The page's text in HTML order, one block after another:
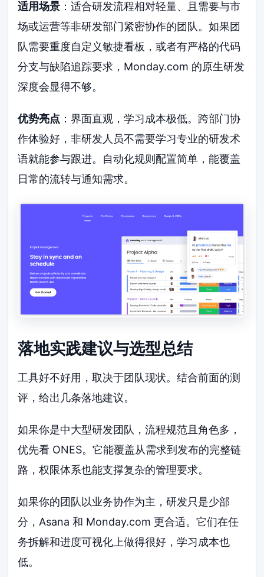
适用场景 ：适合研发流程相对轻量、且需要与市
场或运营等非研发部门紧密协作的团队。如果团
队需要重度自定义敏捷看板，或者有严格的代码
分支与缺陷追踪要求，Monday.com 的原生研发
深度会显得不够。
优势亮点 ：界面直观，学习成本极低。跨部门协
作体验好，非研发人员不需要学习专业的研发术
语就能参与跟进。自动化规则配置简单，能覆盖
日常的流转与通知需求。
落地实践建议与选型总结
工具好不好用，取决于团队现状。结合前面的测
评，给出几条落地建议。
如果你是中大型研发团队，流程规范且角色多，
优先看 ONES。它能覆盖从需求到发布的完整链
路，权限体系也能支撑复杂的管理要求。
如果你的团队以业务协作为主，研发只是少部
分，Asana 和 Monday.com 更合适。它们在任
务拆解和进度可视化上做得很好，学习成本也
低。